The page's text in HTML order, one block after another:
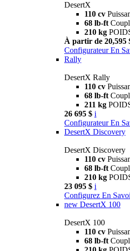
DesertX
110 cv
68 lb-ft
210 kg
À partir de 20,595
Configurateur En
Rally
DesertX Rally
110 cv
68 lb-ft
211 kg
26 695 $ i
Configurateur En
DesertX Discovery
DesertX Discovery
110 cv
68 lb-ft
210 kg
23 095 $ i
Configurez En
new DesertX 100
DesertX 100
110 cv
68 lb-ft